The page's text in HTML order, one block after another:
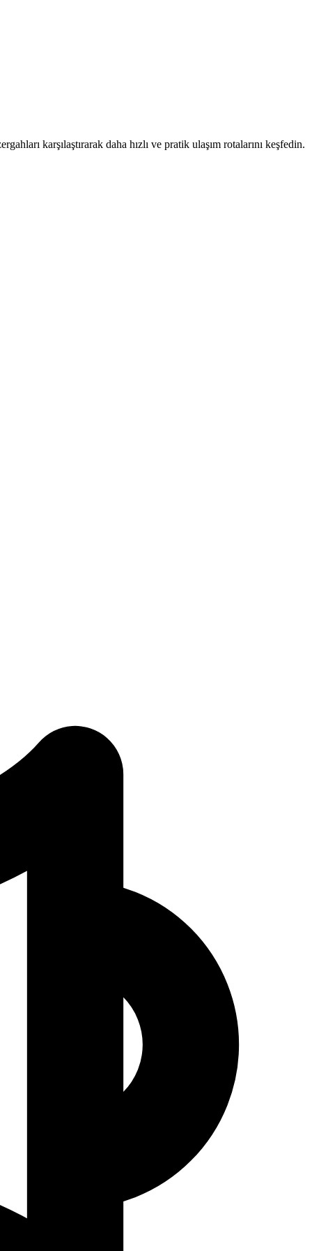
karşılaştırarak daha hızlı ve pratik ulaşım rotalarını keşfedin.